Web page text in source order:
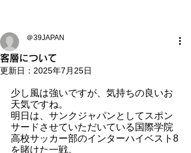
客層について
＠39JAPAN
更新日： 2025年7月25日
少し風は強いですが、気持ちの良いお
天気ですね。
明日は、サンクジャパンとしてスポン
サードさせていただいている国際学院
高校サッカー部のインターハイベスト8
を賭けた一戦。